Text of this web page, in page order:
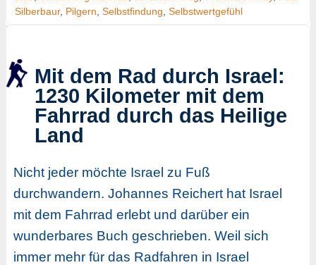
Silberbaur, Pilgern Selbstfindung Selbstwertgefühl
Mit dem Rad durch Israel:
1230 Kilometer mit dem
Fahrrad durch das Heilige
Land
Nicht jeder möchte Israel zu Fuß
durchwandern. Johannes Reichert hat Israel
mit dem Fahrrad erlebt und darüber ein
wunderbares Buch geschrieben. Weil sich
immer mehr für das Radfahren in Israel